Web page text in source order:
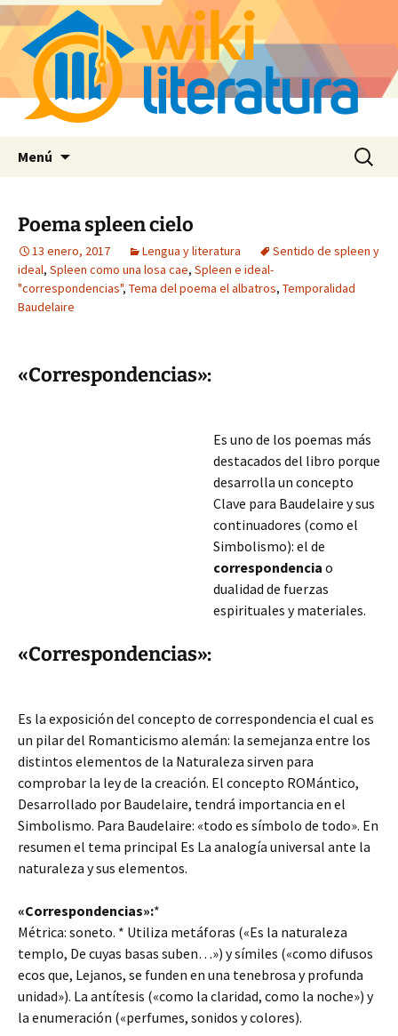
Menú Buscar:
Poema spleen cielo
13 enero, 2017 Lengua y literatura
Sentido de spleen y
ideal, Spleen como una losa cae, Spleen e ideal-
"correspondencias", Tema del poema el albatros, Temporalidad
Baudelaire
«Correspondencias»:
Es uno de los poemas más
destacados del libro porque
desarrolla un concepto
Clave para Baudelaire y sus
continuadores (como el
Simbolismo): el de
correspondencia o
dualidad de fuerzas
espirituales y materiales.
«Correspondencias»:
Es la exposición del concepto de correspondencia el cual es
un pilar del Romanticismo alemán: la semejanza entre los
distintos elementos de la Naturaleza sirven para
comprobar la ley de la creación. El concepto ROMántico,
Desarrollado por Baudelaire, tendrá importancia en el
Simbolismo. Para Baudelaire: «todo es símbolo de todo». En
resumen el tema principal Es La analogía universal ante la
naturaleza y sus elementos.
«Correspondencias»:*
Métrica: soneto. * Utiliza metáforas («Es la naturaleza
templo, De cuyas basas suben…») y símiles («como difusos
ecos que, Lejanos, se funden en una tenebrosa y profunda
unidad»). La antítesis («como la claridad, como la noche») y
la enumeración («perfumes, sonidos y colores).